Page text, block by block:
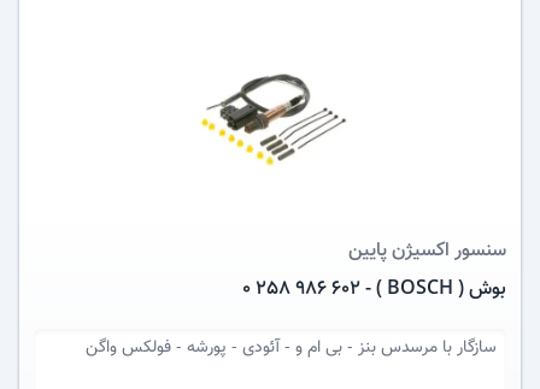
عکس کالا
سنسور اکسیژنپایین
بوش ( BOSCH ) - 0 258 986 602
سازگار با مرسدس بنز - بی ام و - آئودی - پورشه - فولکس واگن